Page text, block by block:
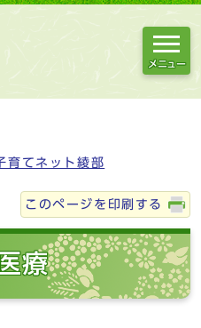
メニュー
育てネット綾部
このページを印刷する
療